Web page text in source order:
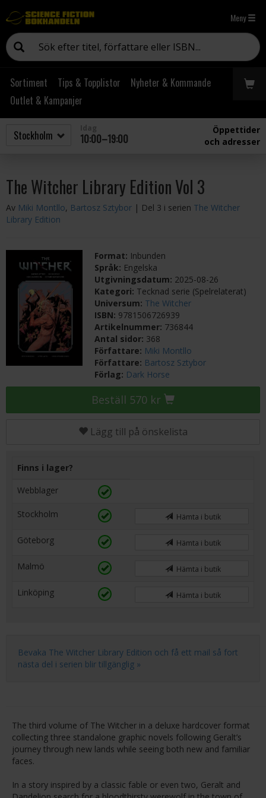
Meny
Sortiment Tips & Topplistor
Nyheter & Kommande
Outlet & Kampanjer
10:00–19:00
Öppettider
och adresser
The Witcher Library Edition Vol 3
Av Miki Montllo, Bartosz Sztybor | Del 3 i serien The Witcher
Library Edition
Format: Inbunden
Språk: Engelska
Utgivningsdatum: 2025-08-26
Kategori: Tecknad serie (Spelrelaterat)
Universum: The Witcher
ISBN: 9781506726939
Artikelnummer: 736844
Antal sidor: 368
Författare: Miki Montllo
Författare: Bartosz Sztybor
Förlag: Dark Horse
Beställ 570 kr
Lägg till på önskelista
Finns i lager?
Webblager
Stockholm Hämta i butik
Göteborg Hämta i butik
Malmö Hämta i butik
Linköping Hämta i butik
Bevaka The Witcher Library Edition och få ett mail så fort
nästa del i serien blir tillgänglig »
The third volume of The Witcher in a deluxe hardcover format
collecting three standalone graphic novels following Geralt’s
journey through new lands while seeing both new and familiar
faces.
In a story inspired by a classic fable or even two, Geralt and